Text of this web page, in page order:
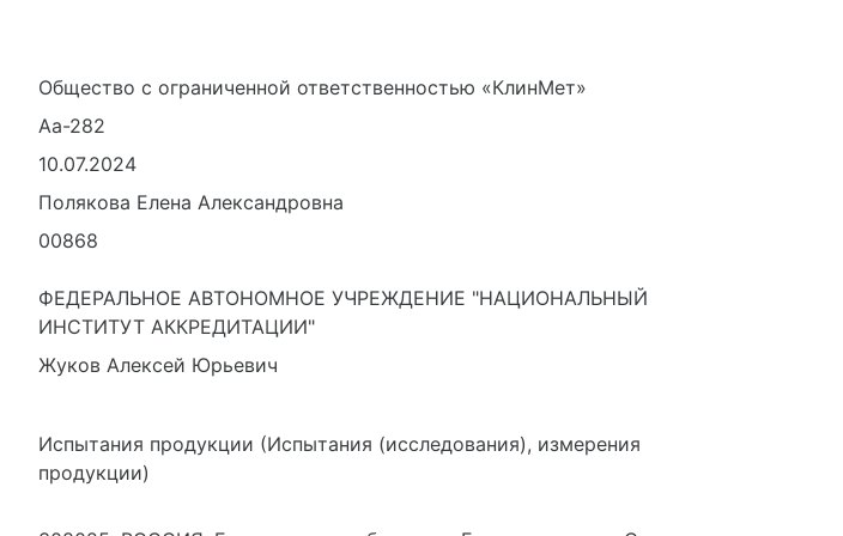
Общество с ограниченной ответственностью «КлинМет»
Аа-282
10.07.2024
Полякова Елена Александровна
00868
ФЕДЕРАЛЬНОЕ АВТОНОМНОЕ УЧРЕЖДЕНИЕ "НАЦИОНАЛЬНЫЙ
ИНСТИТУТ АККРЕДИТАЦИИ"
Жуков Алексей Юрьевич
Испытания продукции (Испытания (исследования), измерения
продукции)